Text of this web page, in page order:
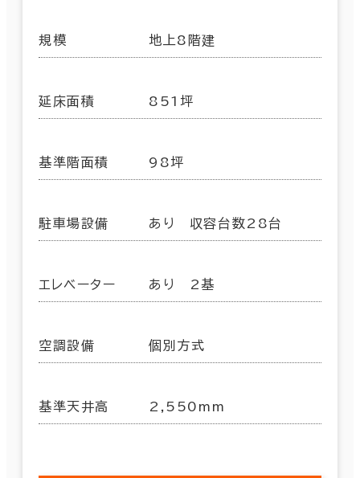
規模 地上8階建
延床面積 851坪
基準階面積 98坪
駐車場設備 あり 収容台数28台
エレベーター あり 2基
空調設備 個別方式
基準天井高 2,550mm